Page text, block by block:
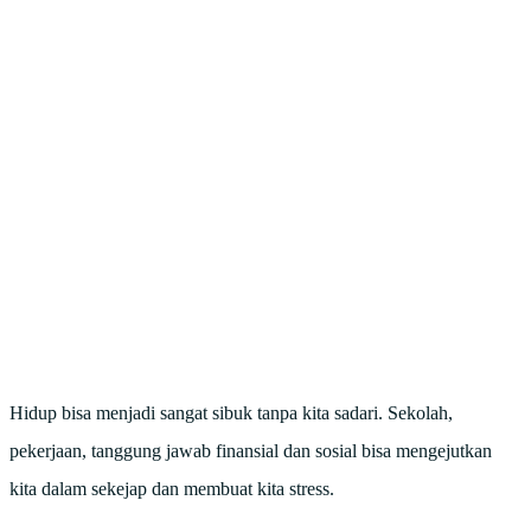
Hidup bisa menjadi sangat sibuk tanpa kita sadari. Sekolah,
pekerjaan, tanggung jawab finansial dan sosial bisa mengejutkan
kita dalam sekejap dan membuat kita stress.